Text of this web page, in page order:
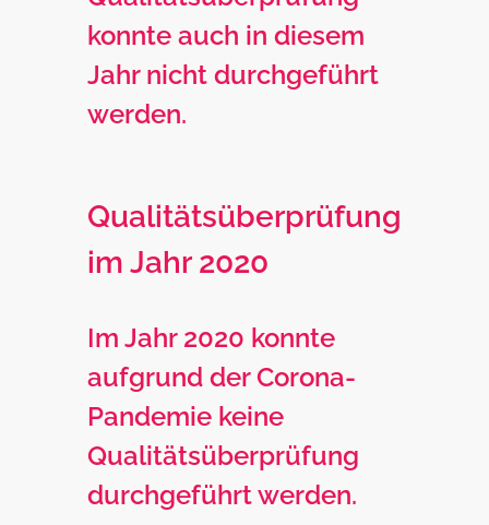
konnte auch in diesem
Jahr nicht durchgeführt
werden.
Qualitätsüberprüfung
im Jahr 2020
Im Jahr 2020 konnte
aufgrund der Corona-
Pandemie keine
Qualitätsüberprüfung
durchgeführt werden.